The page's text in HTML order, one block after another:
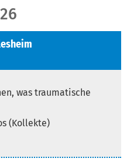
was traumatische
(Kollekte)